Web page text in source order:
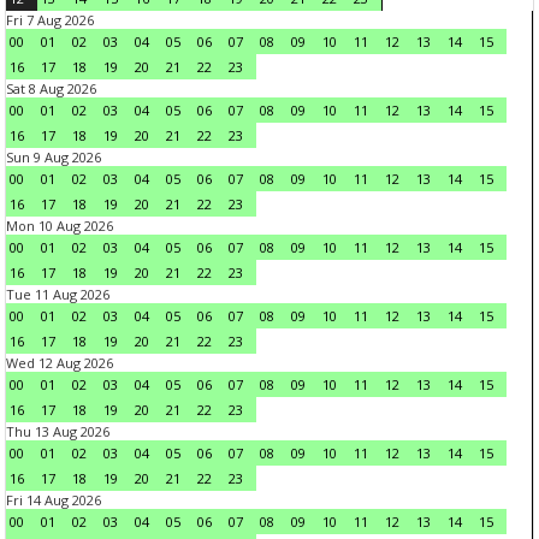
Fri 7 Aug 2026
00
01 02 03 04 05 06 07 08 09 10 11 12 13 14
15
16
17 18 19 20 21 22
23
Sat 8 Aug 2026
00
01 02 03 04 05 06 07 08 09 10 11 12 13 14
15
16
17 18 19 20 21 22
23
Sun 9 Aug 2026
00
01 02 03 04 05 06 07 08 09 10 11 12 13 14
15
16
17 18 19 20 21 22
23
Mon 10 Aug 2026
00
01 02 03 04 05 06 07 08 09 10 11 12 13 14
15
16
17 18 19 20 21 22
23
Tue 11 Aug 2026
00
01 02 03 04 05 06 07 08 09 10 11 12 13 14
15
16
17 18 19 20 21 22
23
Wed 12 Aug 2026
00
01 02 03 04 05 06 07 08 09 10 11 12 13 14
15
16
17 18 19 20 21 22
23
Thu 13 Aug 2026
00
01 02 03 04 05 06 07 08 09 10 11 12 13 14
15
16
17 18 19 20 21 22
23
Fri 14 Aug 2026
00
01 02 03 04 05 06 07 08 09 10 11 12 13 14
15